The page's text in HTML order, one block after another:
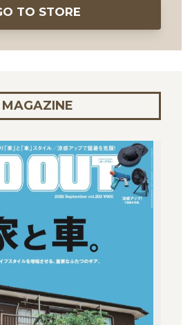
TO STORE
MAGAZINE